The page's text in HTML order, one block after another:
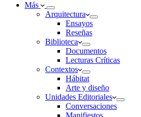
Más
Arquitectura
Ensayos
Reseñas
Biblioteca
Documentos
Lecturas Críticas
Contextos
Hábitat
Arte y diseño
Unidades Editoriales
Conversaciones
Manifiestos